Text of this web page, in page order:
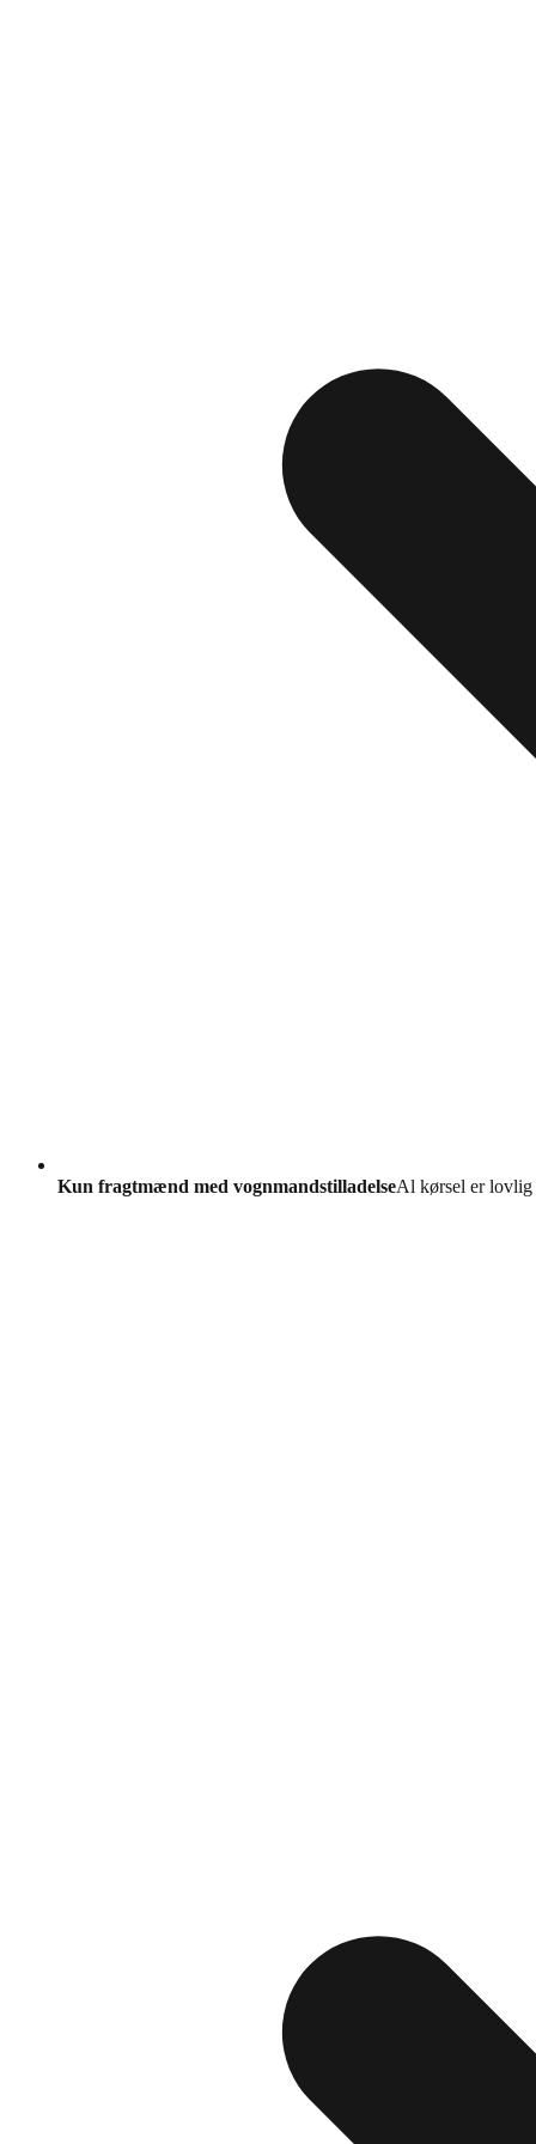
Kun fragtmænd med vognmandstilladelseAl kørsel er lovlig